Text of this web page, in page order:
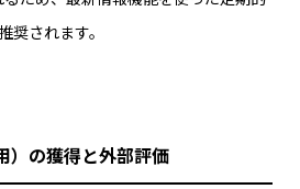
奨されます。
）の獲得と外部評価